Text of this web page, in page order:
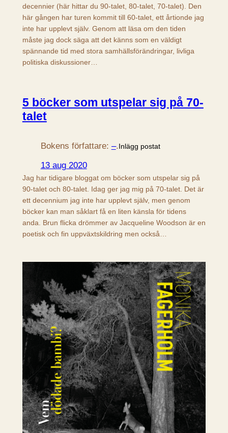
decennier (här hittar du 90-talet, 80-talet, 70-talet). Den
här gången har turen kommit till 60-talet, ett årtionde jag
inte har upplevt själv. Genom att läsa om den tiden
måste jag dock säga att det känns som en väldigt
spännande tid med stora samhällsförändringar, livliga
politiska diskussioner…
5 böcker som utspelar sig på 70-
talet
Bokens författare: –.Inlägg postat
13 aug 2020
Jag har tidigare bloggat om böcker som utspelar sig på
90-talet och 80-talet. Idag ger jag mig på 70-talet. Det är
ett decennium jag inte har upplevt själv, men genom
böcker kan man såklart få en liten känsla för tidens
anda. Brun flicka drömmer av Jacqueline Woodson är en
poetisk och fin uppväxtskildring men också…